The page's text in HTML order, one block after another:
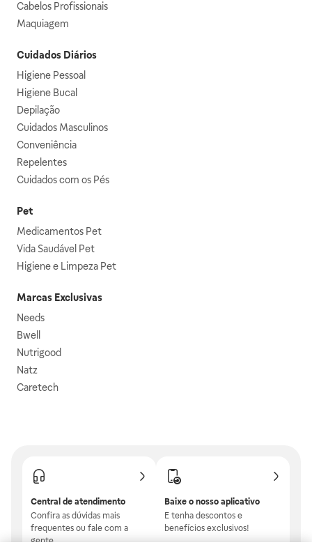
Cabelos Profissionais
Maquiagem
Cuidados Diários
Higiene Pessoal
Higiene Bucal
Depilação
Cuidados Masculinos
Conveniência
Repelentes
Cuidados com os Pés
Pet
Medicamentos Pet
Vida Saudável Pet
Higiene e Limpeza Pet
Marcas Exclusivas
Needs
Bwell
Nutrigood
Natz
Caretech
Central de atendimento
Confira as dúvidas mais
frequentes ou fale com a
gente.
Baixe o nosso aplicativo
E tenha descontos e
benefícios exclusivos!